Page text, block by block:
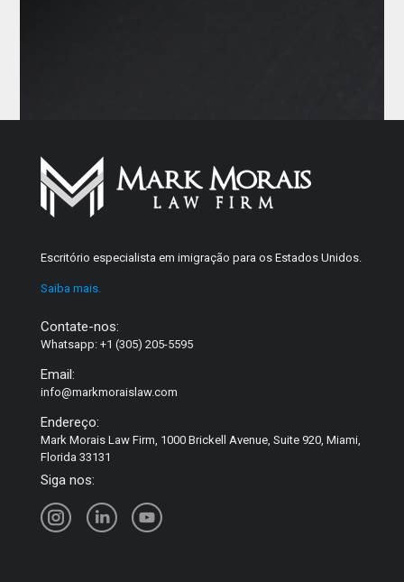
Escritório especialista em imigração para os Estados Unidos.
Saiba mais.
Contate-nos:
Whatsapp: +1 (305) 205-5595
Email:
info@markmoraislaw.com
Endereço:
Mark Morais Law Firm, 1000 Brickell Avenue, Suite 920, Miami,
Florida 33131
Siga nos: